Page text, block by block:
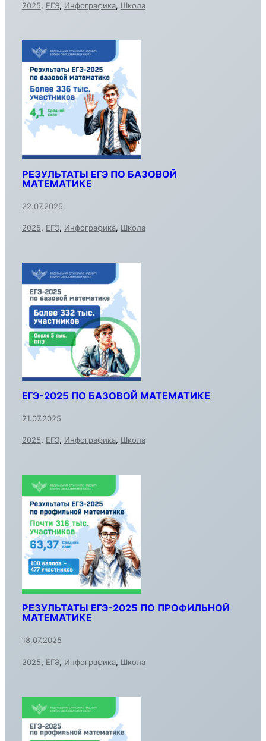
2025, ЕГЭ, Инфографика, Школа
РЕЗУЛЬТАТЫ ЕГЭ ПО БАЗОВОЙ
МАТЕМАТИКЕ
22.07.2025
2025, ЕГЭ, Инфографика, Школа
ЕГЭ-2025 ПО БАЗОВОЙ МАТЕМАТИКЕ
21.07.2025
2025, ЕГЭ, Инфографика, Школа
РЕЗУЛЬТАТЫ ЕГЭ-2025 ПО ПРОФИЛЬНОЙ
МАТЕМАТИКЕ
18.07.2025
2025, ЕГЭ, Инфографика, Школа